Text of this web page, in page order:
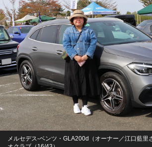
メルセデス-ベンツ・GLA200d（オーナー／江口藍里